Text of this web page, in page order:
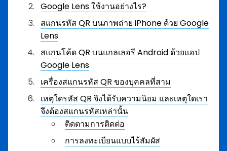
Google Lens ใช้งานอย่างไร?
สแกนรหัส QR บนภาพถ่าย iPhone ด้วย Google
Lens
สแกนโค้ด QR บนแกลเลอรี Android ด้วยแอป
Google Lens
เครื่องสแกนรหัส QR ของบุคคลที่สาม
เหตุใดรหัส QR จึงได้รับความนิยม และเหตุใดเรา
จึงต้องสแกนรหัสเหล่านั้น
ติดตามการติดต่อ
การลงทะเบียนแบบไร้สัมผัส